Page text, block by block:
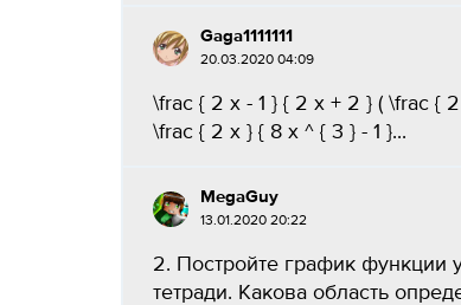
Gaga1111111
20.03.2020 04:09
\frac { 2 x - 1 } { 2 x + 2 } ( \frac {
\frac { 2 x } { 8 x ^ { 3 } - 1 }...
MegaGuy
13.01.2020 20:22
2. Постройте график функции
тетради. Какова область